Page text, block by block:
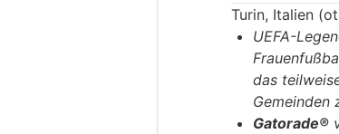
Turin, Italien
UEFA-
das
Gemeinden
Gatorade®